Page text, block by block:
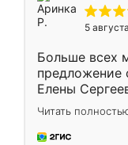
5
Больше всех
предложение
Елены
короткие
для замера
предложил
Читать